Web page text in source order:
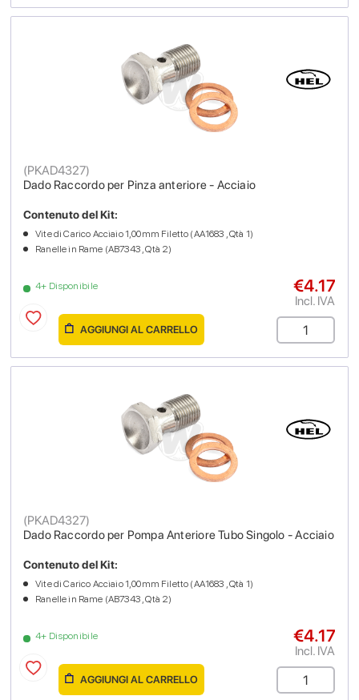
Dado Raccordo per Pinza anteriore - Acciaio
(PKAD4327)
4+ Disponibile
Contenuto del Kit:
Vite di Carico Acciaio 1,00mm Filetto (AA1683 , Qtà 1)
Ranelle in Rame (AB7343 , Qtà 2)
€4.17
Incl. IVA
AGGIUNGI AL CARRELLO
Dado Raccordo per Pompa Anteriore Tubo Singolo - Acciaio
(PKAD4327)
4+ Disponibile
Contenuto del Kit:
Vite di Carico Acciaio 1,00mm Filetto (AA1683 , Qtà 1)
Ranelle in Rame (AB7343 , Qtà 2)
€4.17
Incl. IVA
AGGIUNGI AL CARRELLO